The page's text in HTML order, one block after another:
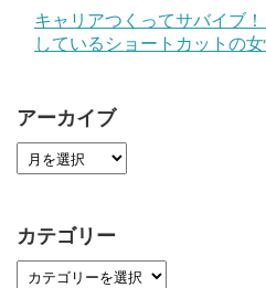
キャリアつくってサバイブ
しているショートカットの
アーカイブ
カテゴリー